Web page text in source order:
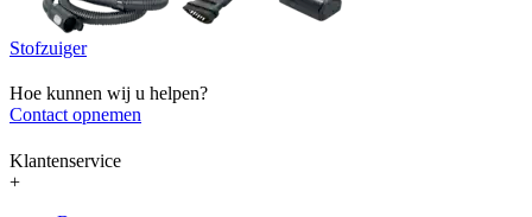
Stofzuiger
Hoe kunnen wij u helpen?
Contact opnemen
Klantenservice
+